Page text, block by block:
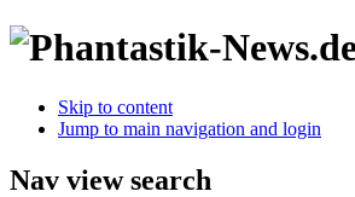
Skip to content
Jump to main navigation and login
Nav view search